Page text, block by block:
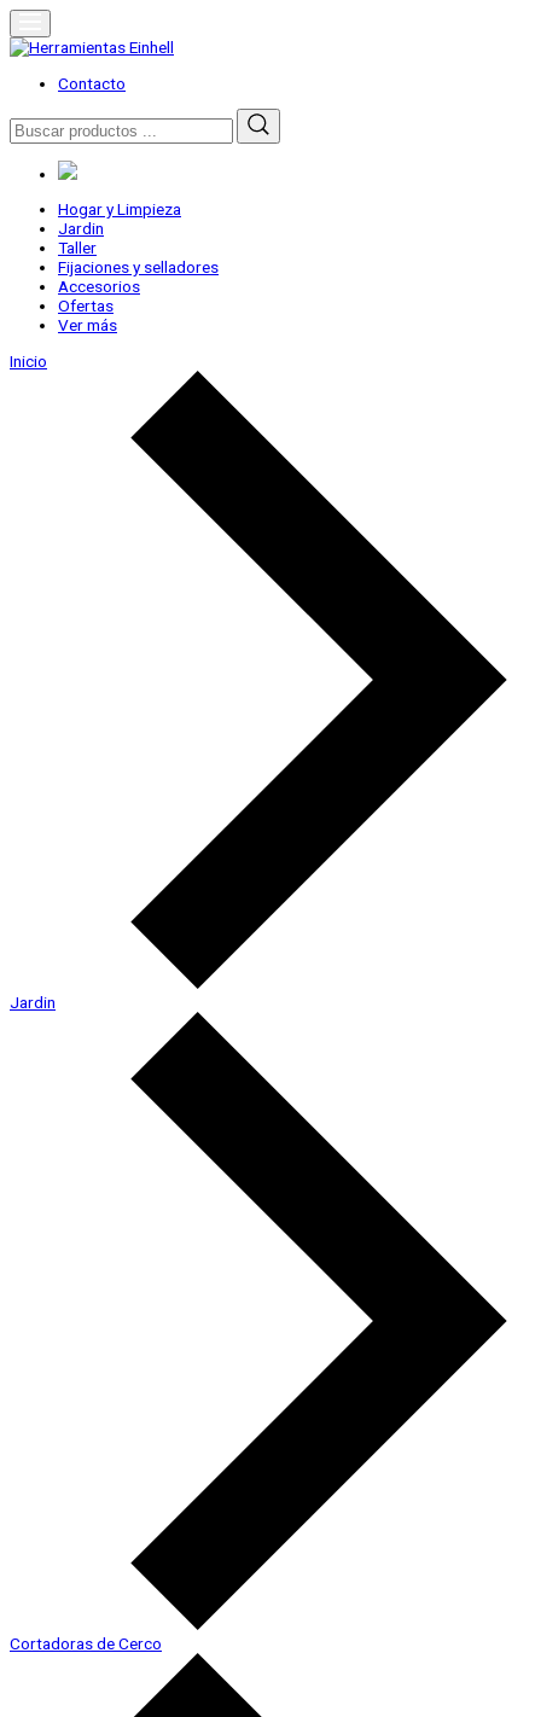
Skip
to
content
Herramientas Einhell
Distribuidor Oficial
Contacto
Buscar
por:
Hogar y Limpieza
Jardin
Taller
Fijaciones y selladores
Accesorios
Ofertas
Ver más
Inicio
Jardin
Cortadoras de Cerco